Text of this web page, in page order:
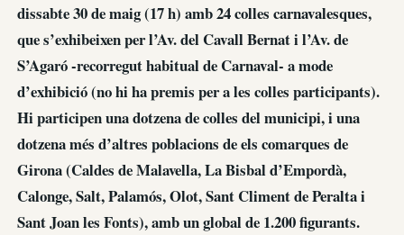
dissabte 30 de maig (17 h) amb 24 colles carnavalesques,
que s’exhibeixen per l’Av. del Cavall Bernat i l’Av. de
S’Agaró -recorregut habitual de Carnaval- a mode
d’exhibició (no hi ha premis per a les colles participants).
Hi participen una dotzena de colles del municipi, i una
dotzena més d’altres poblacions de els comarques de
Girona (Caldes de Malavella, La Bisbal d’Empordà,
Calonge, Salt, Palamós, Olot, Sant Climent de Peralta i
Sant Joan les Fonts), amb un global de 1.200 figurants.